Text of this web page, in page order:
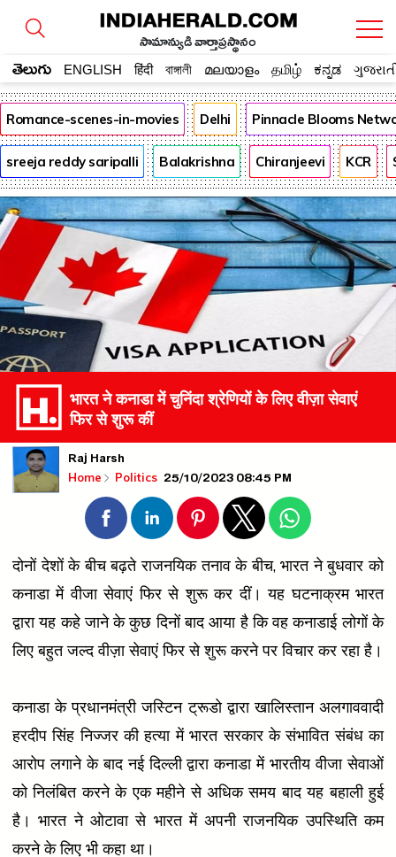
సామాన్యుడి వార్తాప్రస్థానం
తెలుగు ENGLISH हिंदी বাঙ্গালী മലയാളം தமிழ் ಕನ್ನಡ
Romance-scenes-in-movies Delhi Pinnacle Blooms
sreeja reddy saripalli Balakrishna Chiranjeevi KCR
भारत ने कनाडा में चुनिंदा श्रेणियों के लिए वीज़ा सेवाएं
फिर से शुरू कीं
Raj Harsh
Home Politics 25/10/2023 08:45 PM
दोनों देशों के बीच बढ़ते राजनयिक तनाव के बीच, भारत ने बुधवार को
कनाडा में वीजा सेवाएं फिर से शुरू कर दीं। यह घटनाक्रम भारत
द्वारा यह कहे जाने के कुछ दिनों बाद आया है कि वह कनाडाई लोगों के
लिए बहुत जल्द वीज़ा सेवाएं फिर से शुरू करने पर विचार कर रहा है।
कनाडा के प्रधानमंत्री जस्टिन ट्रूडो द्वारा खालिस्तान अलगाववादी
हरदीप सिंह निज्जर की हत्या में भारत सरकार के संभावित संबंध का
आरोप लगाने के बाद नई दिल्ली द्वारा कनाडा में भारतीय वीजा सेवाओं
को निलंबित करने के एक महीने से अधिक समय बाद यह बहाली हुई
है। भारत ने ओटावा से भारत में अपनी राजनयिक उपस्थिति कम
करने के लिए भी कहा था।